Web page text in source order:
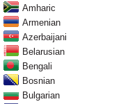
Amharic
Armenian
Azerbaijani
Belarusian
Bengali
Bosnian
Bulgarian